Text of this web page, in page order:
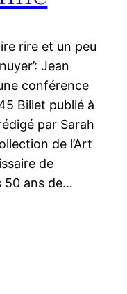
rire et un peu
Jean
conférence
Billet publié à
par Sarah
de l’Art
de
50 ans de…